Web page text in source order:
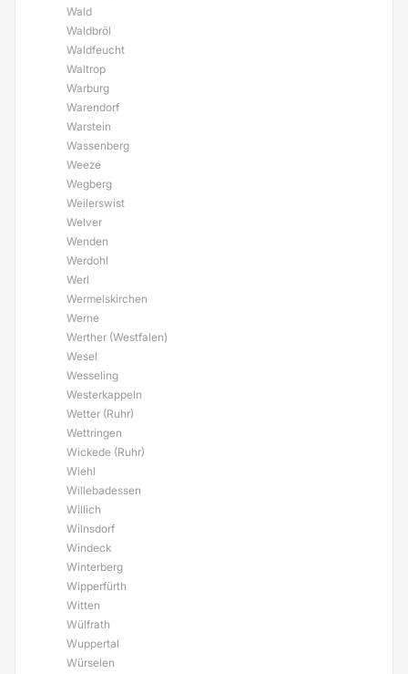
Wald
Waldbröl
Waldfeucht
Waltrop
Warburg
Warendorf
Warstein
Wassenberg
Weeze
Wegberg
Weilerswist
Welver
Wenden
Werdohl
Werl
Wermelskirchen
Werne
Werther (Westfalen)
Wesel
Wesseling
Westerkappeln
Wetter (Ruhr)
Wettringen
Wickede (Ruhr)
Wiehl
Willebadessen
Willich
Wilnsdorf
Windeck
Winterberg
Wipperfürth
Witten
Wülfrath
Wuppertal
Würselen